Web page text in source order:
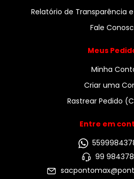
Relatório de Transparência
Fale
Meus
Minha
Criar uma
Rastrear Pedido
Entre em
99